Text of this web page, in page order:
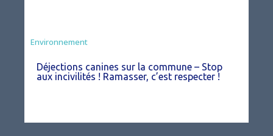
Environnement
Déjections canines sur la commune – Stop
aux incivilités ! Ramasser, c’est respecter !